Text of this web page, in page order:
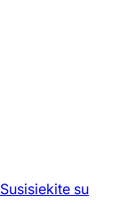
Susisiekite su